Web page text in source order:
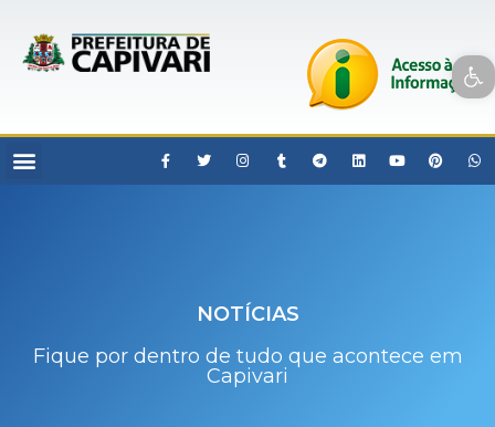
Open toolbar
NOTÍCIAS
Fique por dentro de tudo que acontece em
Capivari